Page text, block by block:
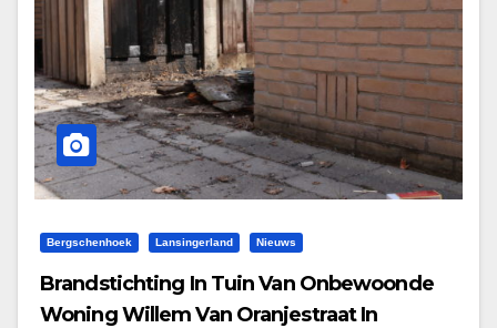
Bergschenhoek Lansingerland Nieuws
Brandstichting In Tuin Van Onbewoonde
Woning Willem Van Oranjestraat In